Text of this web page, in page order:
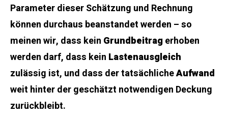
Parameter dieser Schätzung und Rechnung
können durchaus beanstandet werden – so
meinen wir, dass kein Grundbeitragerhoben
werden darf, dass kein Lastenausgleich
zulässig ist, und dass der tatsächlicheAufwand
weit hinter der geschätzt notwendigen Deckung
zurückbleibt.